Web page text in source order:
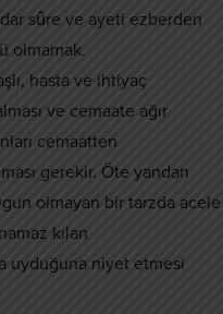
sûre ve ayeti ezberden
olmamak.
hasta ve ihtiyaç
ve cemaate ağır
cemaatten
gerekir. Öte yandan
olmayan bir tarzda acele
kılan
uyduğuna niyet etmesi